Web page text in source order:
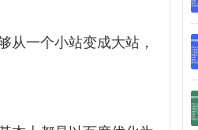
从一个小站变成大站，